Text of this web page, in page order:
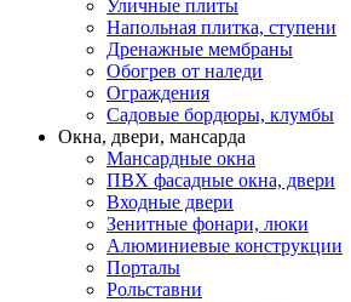
Уличные плиты
Напольная плитка, ступени
Дренажные мембраны
Обогрев от наледи
Ограждения
Садовые бордюры, клумбы
Окна, двери, мансарда
Мансардные окна
ПВХ фасадные окна, двери
Входные двери
Зенитные фонари, люки
Алюминиевые конструкции
Порталы
Рольставни